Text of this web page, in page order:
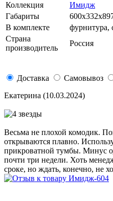
Коллекция
Имидж
Габариты
В комплекте
фурнитура,
Страна
производитель
Россия
Доставка Самовывоз
Екатерина (10.03.2024)
Весьма не плохой комодик.
открываются плавно.
прикроватной тумбы. Минус
почти три недели. Хоть
сроке, но ждать, конечно, не